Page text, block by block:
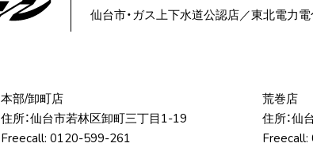
仙台市・ガス上下水道公認店／東北電力
本部/卸町店
住所：仙台市若林区卸町三丁⽬1-19
Freecall: 0120-599-261
荒巻店
住所：仙
Freecall: